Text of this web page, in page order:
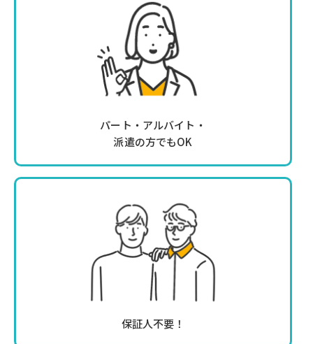
パート・アルバイト・
派遣の方でもOK
保証人不要！